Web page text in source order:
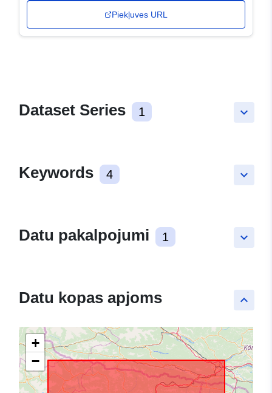
Piekļuves URL
keyboard_arrow_down
Dataset Series 1
keyboard_arrow_down
Keywords 4
keyboard_arrow_down
Datu pakalpojumi 1
keyboard_arrow_up
Datu kopas apjoms
+
−